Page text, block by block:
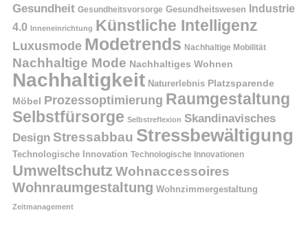
Gesundheit Gesundheitsvorsorge Gesundheitswesen Industrie
4.0 Inneneinrichtung Künstliche Intelligenz
Luxusmode Modetrends Nachhaltige Mobilität
Nachhaltige Mode Nachhaltiges Wohnen
Nachhaltigkeit Naturerlebnis Platzsparende
Möbel
Prozessoptimierung Raumgestaltung
Selbstfürsorge Selbstreflexion Skandinavisches
Design Stressabbau Stressbewältigung
Technologische Innovation Technologische Innovationen
Umweltschutz Wohnaccessoires
Wohnraumgestaltung Wohnzimmergestaltung
Zeitmanagement